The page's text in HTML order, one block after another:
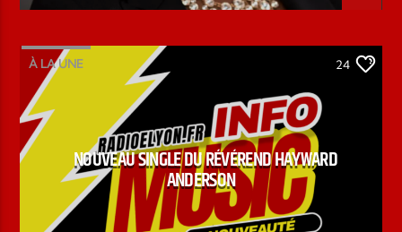
À LA UNE 24
NOUVEAU SINGLE DU RÉVÉREND HAYWARD
ANDERSON